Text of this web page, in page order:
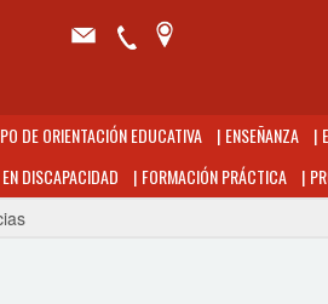
DE ORIENTACIÓN EDUCATIVA ENSEÑANZA
DISCAPACIDAD
FORMACIÓN PRÁCTICA